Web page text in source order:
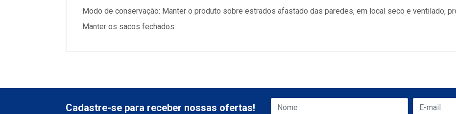
Modo de conservação: Manter o produto sobre estrados afastado das paredes, em local seco e ventilado,
Manter os sacos fechados.
Cadastre-se para receber nossas ofertas!